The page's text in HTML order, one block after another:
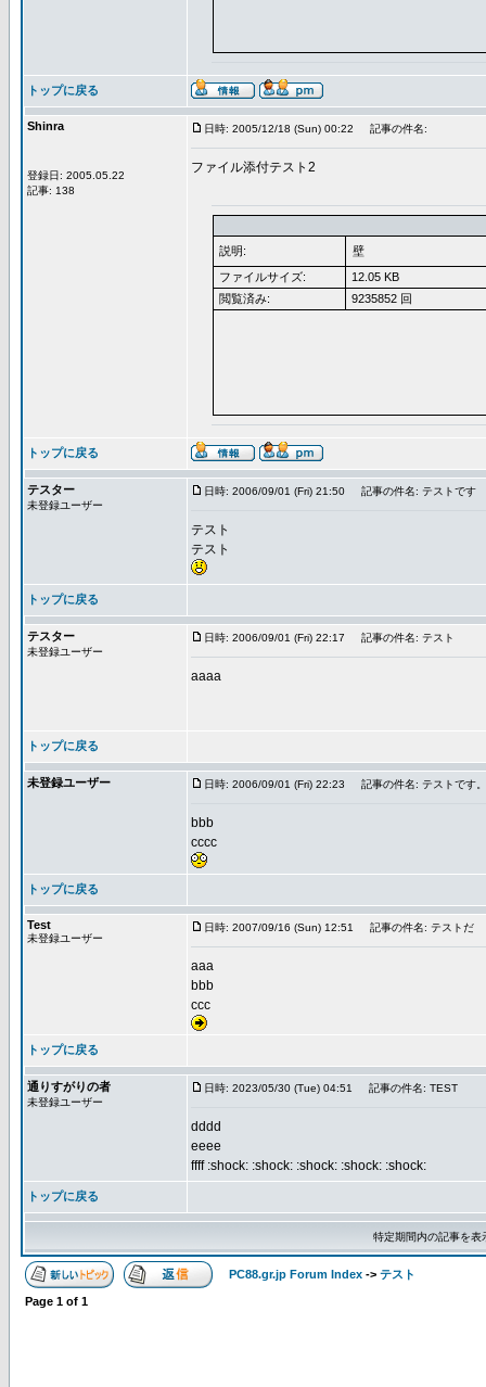
トップに戻る
Shinra
登録日: 2005.05.22
記事: 138
日時: 2005/12/18 (Sun) 00:22 記事の件名:
ファイル添付テスト2
説明:
壁
ファイルサイズ:
12.05 KB
閲覧済み:
9235852 回
トップに戻る
テスター
未登録ユーザー
日時: 2006/09/01 (Fri) 21:50 記事の件名: テストです
テスト
テスト
トップに戻る
テスター
未登録ユーザー
日時: 2006/09/01 (Fri) 22:17 記事の件名: テスト
aaaa
トップに戻る
未登録ユーザー 日時: 2006/09/01 (Fri) 22:23 記事の件名: テストです。
bbb
cccc
トップに戻る
Test
未登録ユーザー
日時: 2007/09/16 (Sun) 12:51 記事の件名: テストだ
aaa
bbb
ccc
トップに戻る
通りすがりの者
未登録ユーザー
日時: 2023/05/30 (Tue) 04:51 記事の件名: TEST
dddd
eeee
ffff :shock: :shock: :shock: :shock: :shock:
トップに戻る
特定期間内の記事を
PC88.gr.jp Forum Index -> テスト
Page 1 of 1